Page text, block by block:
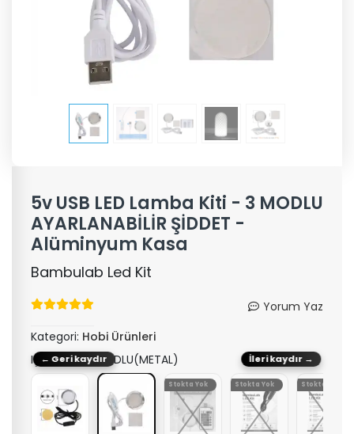
5v USB LED Lamba Kiti - 3 MODLU
AYARLANABİLİR ŞİDDET -
Alüminyum Kasa
Bambulab Led Kit
Yorum Yaz
Kategori: Hobi Ürünleri
Işık Rengi: 3 MODLU(METAL)
Stokta Yok Stokta Yok Stokta Yok
← Geri kaydır İleri kaydır →